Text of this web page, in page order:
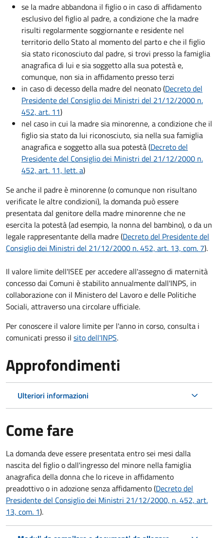
se la madre abbandona il figlio o in caso di affidamento
esclusivo del figlio al padre, a condizione che la madre
risulti regolarmente soggiornante e residente nel
territorio dello Stato al momento del parto e che il figlio
sia stato riconosciuto dal padre, si trovi presso la famiglia
anagrafica di lui e sia soggetto alla sua potestà e,
comunque, non sia in affidamento presso terzi
in caso di decesso della madre del neonato (Decreto del
Presidente del Consiglio dei Ministri del 21/12/2000 n.
452, art. 11)
nel caso in cui la madre sia minorenne, a condizione che il
figlio sia stato da lui riconosciuto, sia nella sua famiglia
anagrafica e soggetto alla sua potestà (Decreto del
Presidente del Consiglio dei Ministri del 21/12/2000 n.
452, art. 11, lett. a)
Se anche il padre è minorenne (o comunque non risultano
verificate le altre condizioni), la domanda può essere
presentata dal genitore della madre minorenne che ne
esercita la potestà (ad esempio, la nonna del bambino), o da un
legale rappresentante della madre (Decreto del Presidente del
Consiglio dei Ministri del 21/12/2000 n. 452, art. 13, com. 7).
Il valore limite dell'ISEE per accedere all'assegno di maternità
concesso dai Comuni è stabilito annualmente dall'INPS, in
collaborazione con il Ministero del Lavoro e delle Politiche
Sociali, attraverso una circolare ufficiale.
Per conoscere il valore limite per l'anno in corso, consulta i
comunicati presso il sito dell'INPS.
Approfondimenti
Ulteriori informazioni
Come fare
La domanda deve essere presentataentro sei mesi dalla
nascita del figlio o dall'ingresso del minore nella famiglia
anagrafica della donna che lo riceve in affidamento
preadottivo o in adozione senza affidamento (Decreto del
Presidente del Consiglio dei Ministri 21/12/2000, n. 452, art.
13, com. 1).